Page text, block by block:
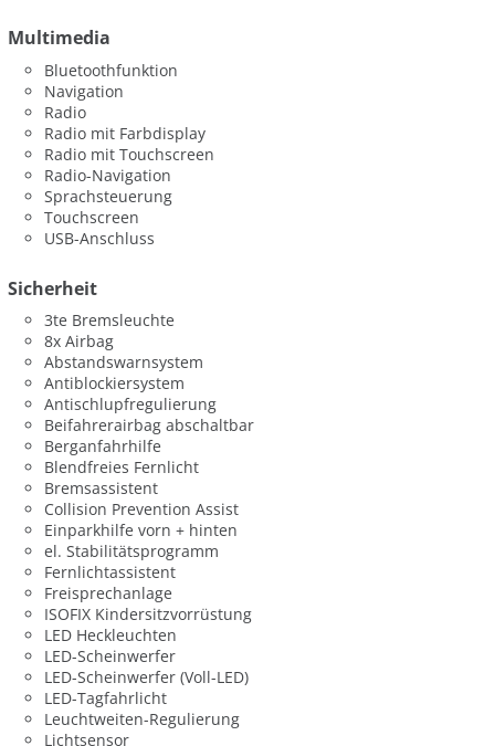
Multimedia
Bluetoothfunktion
Navigation
Radio
Radio mit Farbdisplay
Radio mit Touchscreen
Radio-Navigation
Sprachsteuerung
Touchscreen
USB-Anschluss
Sicherheit
3te Bremsleuchte
8x Airbag
Abstandswarnsystem
Antiblockiersystem
Antischlupfregulierung
Beifahrerairbag abschaltbar
Berganfahrhilfe
Blendfreies Fernlicht
Bremsassistent
Collision Prevention Assist
Einparkhilfe vorn + hinten
el. Stabilitätsprogramm
Fernlichtassistent
Freisprechanlage
ISOFIX Kindersitzvorrüstung
LED Heckleuchten
LED-Scheinwerfer
LED-Scheinwerfer (Voll-LED)
LED-Tagfahrlicht
Leuchtweiten-Regulierung
Lichtsensor